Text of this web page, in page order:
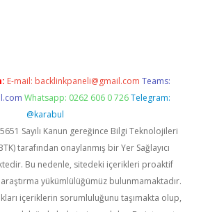
E-mail: backlinkpaneli@gmail.com Teams:
Whatsapp: 0262 606 0 726 Telegram:
@karabul
Sayılı Kanun gereğince Bilgi Teknolojileri
tarafından onaylanmış bir Yer Sağlayıcı
Bu nedenle, sitedeki içerikleri proaktif
yükümlülüğümüz bulunmamaktadır.
içeriklerin sorumluluğunu taşımakta olup,